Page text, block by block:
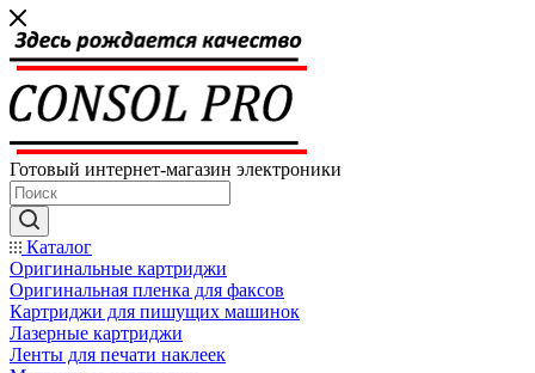
Готовый интернет-магазин электроники
Каталог
Оригинальные картриджи
Оригинальная пленка для факсов
Картриджи для пишущих машинок
Лазерные картриджи
Ленты для печати наклеек